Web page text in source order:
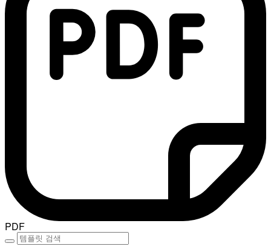
PDF